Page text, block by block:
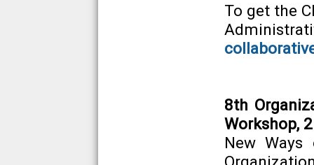
To get the
8th
Workshop,
New Ways